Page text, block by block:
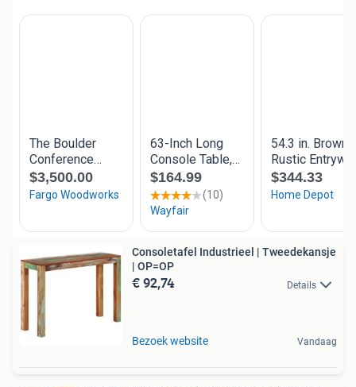
Consoletafel Industrieel | Tweedekansje
| OP=OP
€ 92,74 Details
Bezoek website Vandaag